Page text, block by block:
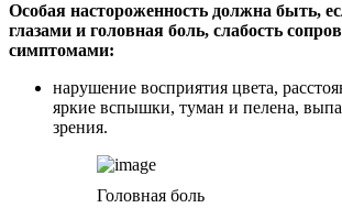
Особая настороженность должна быть,
глазами и головная боль, слабость
симптомами:
нарушение восприятия цвета,
яркие вспышки, туман и пелена,
зрения.
Головная боль